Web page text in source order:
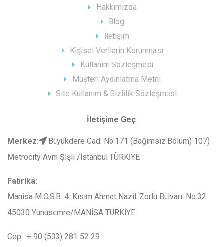
Hakkımızda
Blog
İletişim
Kişisel Verilerin Korunması
Kullanım Sözleşmesi
Müşteri Aydınlatma Metni
Site Kullanım & Gizlilik Sözleşmesi
İletişime Geç
Merkez:
Büyükdere Cad. No:171 (Bağımsız Bölüm) 107)
Metrocity Avm Şişli /İstanbul TÜRKİYE
Fabrika:
Manisa M.O.S.B. 4. Kısım Ahmet Nazif Zorlu Bulvarı. No:32
45030 Yunusemre/MANİSA TÜRKİYE
Cep : + 90 (533) 281 52 29